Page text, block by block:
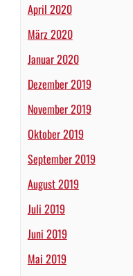
April 2020
März 2020
Januar 2020
Dezember 2019
November 2019
Oktober 2019
September 2019
August 2019
Juli 2019
Juni 2019
Mai 2019